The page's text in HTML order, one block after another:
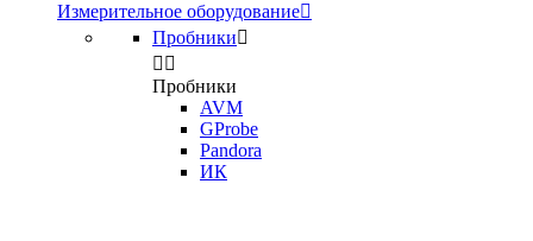
Измерительное оборудование
Пробники
 
Пробники
AVM
GProbe
Pandora
ИК